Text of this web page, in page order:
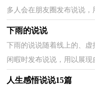
多人会在朋友圈发布说说
下雨的说说
下雨的说说随着线上的、
闲暇时发布说说，用以展
人生感悟说说15篇